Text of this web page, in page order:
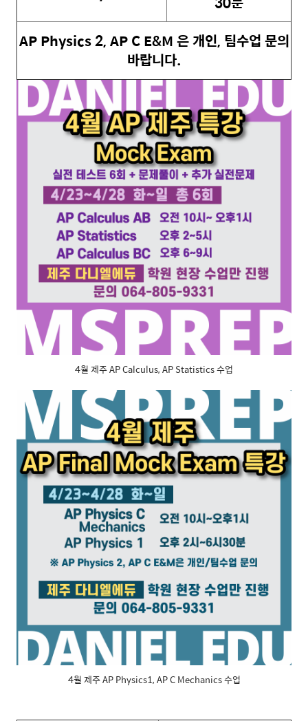
AP Physics 2, AP C E&M 은 개인, 팀수업 문의
바랍니다.
4월 제주 AP Calculus, AP Statistics 수업
4월 제주 AP Physics1, AP C Mechanics 수업